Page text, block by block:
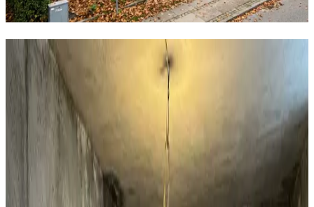
Hvad kan vi hjælpe dig med i Faxe?
Boligventilation
AirPro V2 decentral ventilation til private huse i Faxe.
97% varmegenvinding, 12 dB og WiFi-styring. Den
effektive løsning mod fugt i huset.